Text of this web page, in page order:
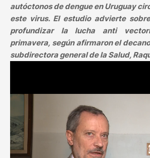
autóctonos de dengue en Uruguay
este virus. El estudio advierte
profundizar la lucha anti
primavera, según afirmaron el
subdirectora general de la Salud,